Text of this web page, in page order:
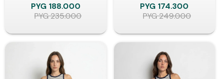
PYG 188.000
PYG235.000
PYG 174.300
PYG249.000